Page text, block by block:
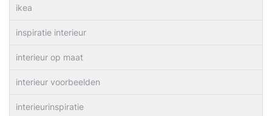
ikea
inspiratie interieur
interieur op maat
interieur voorbeelden
interieurinspiratie